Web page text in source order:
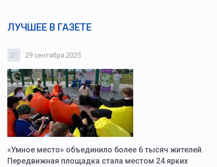
ЛУЧШЕЕ В ГАЗЕТЕ
01 29 сентября 2025
«Умное место» объединило более 6 тысяч жителей.
Передвижная площадка стала местом 24 ярких